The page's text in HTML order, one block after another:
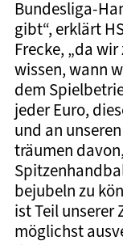
Bundesliga-
gibt“, erklärt
Frecke, „da
wissen, wann
dem
jeder Euro,
und an
träumen
bejubeln zu
ist Teil unserer
möglichst